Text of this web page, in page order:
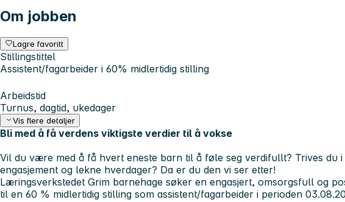
Om jobben
Lagre favoritt
Stillingstittel
Assistent/fagarbeider i 60% midlertidig stilling
Arbeidstid
Turnus, dagtid, ukedager
Vis flere detaljer
Bli med å få verdens viktigste verdier til å vokse
Vil du være med å få hvert eneste barn til å føle seg verdifullt? Trives du
engasjement og lekne hverdager? Da er du den vi ser etter!
Læringsverkstedet Grim barnehage søker en engasjert, omsorgsfull og
til en 60 % midlertidig stilling som assistent/fagarbeider i perioden